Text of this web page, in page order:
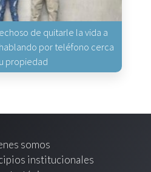
de quitarle la vida a
por teléfono cerca
propiedad
somos
institucionales